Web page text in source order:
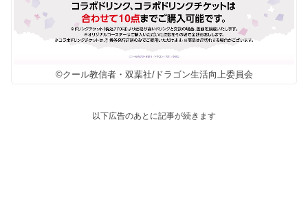
©クール教信者・双葉社/ドラゴン生活向上委員会
以下広告のあとに記事が続きます